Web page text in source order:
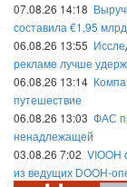
07.08.26 14:18
составила €1,95 млрд
06.08.26 13:55
рекламе лучше
06.08.26 13:14
путешествие
06.08.26 13:03 ФАС
ненадлежащей
03.08.26 7:02 VIOOH
из ведущих DOOH-